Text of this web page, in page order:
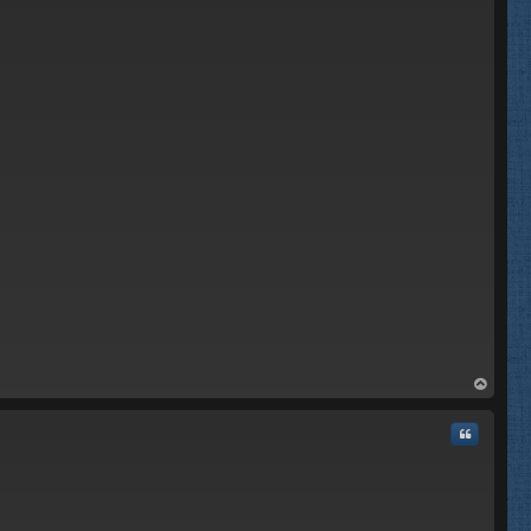
rri
ba
Citar